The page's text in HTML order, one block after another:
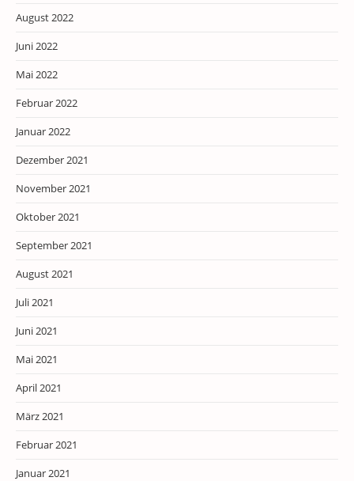
August 2022
Juni 2022
Mai 2022
Februar 2022
Januar 2022
Dezember 2021
November 2021
Oktober 2021
September 2021
August 2021
Juli 2021
Juni 2021
Mai 2021
April 2021
März 2021
Februar 2021
Januar 2021